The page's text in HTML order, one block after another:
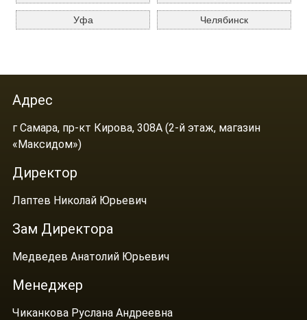
Уфа Челябинск
Адрес
г Самара, пр-кт Кирова, 308А (2-й этаж, магазин
«Максидом»)
Директор
Лаптев Николай Юрьевич
Зам Директора
Медведев Анатолий Юрьевич
Менеджер
Чиканкова Руслана Андреевна